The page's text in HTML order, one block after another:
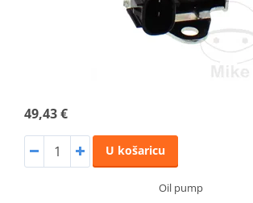
49,43 €
U košaricu
Oil pump